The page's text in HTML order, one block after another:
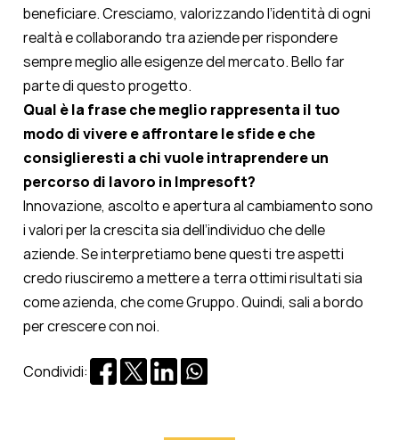
beneficiare. Cresciamo, valorizzando l’identità di ogni
realtà e collaborando tra aziende per rispondere
sempre meglio alle esigenze del mercato. Bello far
parte di questo progetto.
Qual è la frase che meglio rappresenta il tuo
modo di vivere e affrontare le sfide e che
consiglieresti a chi vuole intraprendere un
percorso di lavoro in Impresoft?
Innovazione, ascolto e apertura al cambiamento sono
i valori per la crescita sia dell’individuo che delle
aziende. Se interpretiamo bene questi tre aspetti
credo riusciremo a mettere a terra ottimi risultati sia
come azienda, che come Gruppo. Quindi, sali a bordo
per crescere con noi.
Condividi: